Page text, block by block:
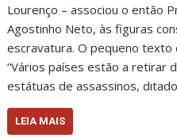
Lourenço – associou o então
Agostinho Neto, às figuras
escravatura. O pequeno texto
“Vários países estão a retirar
estátuas de assassinos,
LEIA MAIS